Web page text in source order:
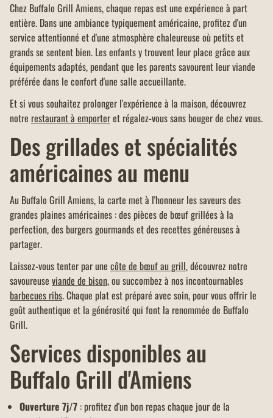
Chez Buffalo Grill Amiens, chaque repas est une expérience à part
entière. Dans une ambiance typiquement américaine, profitez d'un
service attentionné et d'une atmosphère chaleureuse où petits et
grands se sentent bien. Les enfants y trouvent leur place grâce aux
équipements adaptés, pendant que les parents savourent leur viande
préférée dans le confort d'une salle accueillante.
Et si vous souhaitez prolonger l'expérience à la maison, découvrez
notre restaurant à emporteret régalez-vous sans bouger de chez vous.
Des grillades et spécialités
américaines au menu
Au Buffalo Grill Amiens, la carte met à l'honneur les saveurs des
grandes plaines américaines : des pièces de bœuf grillées à la
perfection, des burgers gourmands et des recettes généreuses à
partager.
Laissez-vous tenter par une côte de bœuf au grill, découvrez notre
savoureuse viande de bison, ou succombez à nos incontournables
barbecues ribs. Chaque plat est préparé avec soin, pour vous offrir le
goût authentique et la générosité qui font la renommée de Buffalo
Grill.
Services disponibles au
Buffalo Grill d'Amiens
Ouverture 7j/7 : profitez d'un bon repas chaque jour de la